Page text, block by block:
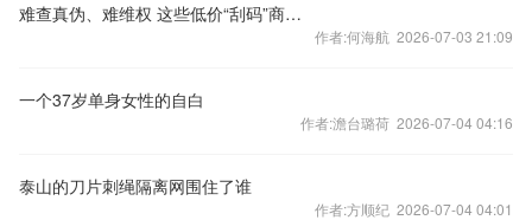
难查真伪、难维权 这些低价“刮码”商品不能买
作者:何海航 2026-07-03 21:09
一个37岁单身女性的自白
作者:澹台璐荷 2026-07-04 04:16
泰山的刀片刺绳隔离网围住了谁
作者:方顺纪 2026-07-04 04:01